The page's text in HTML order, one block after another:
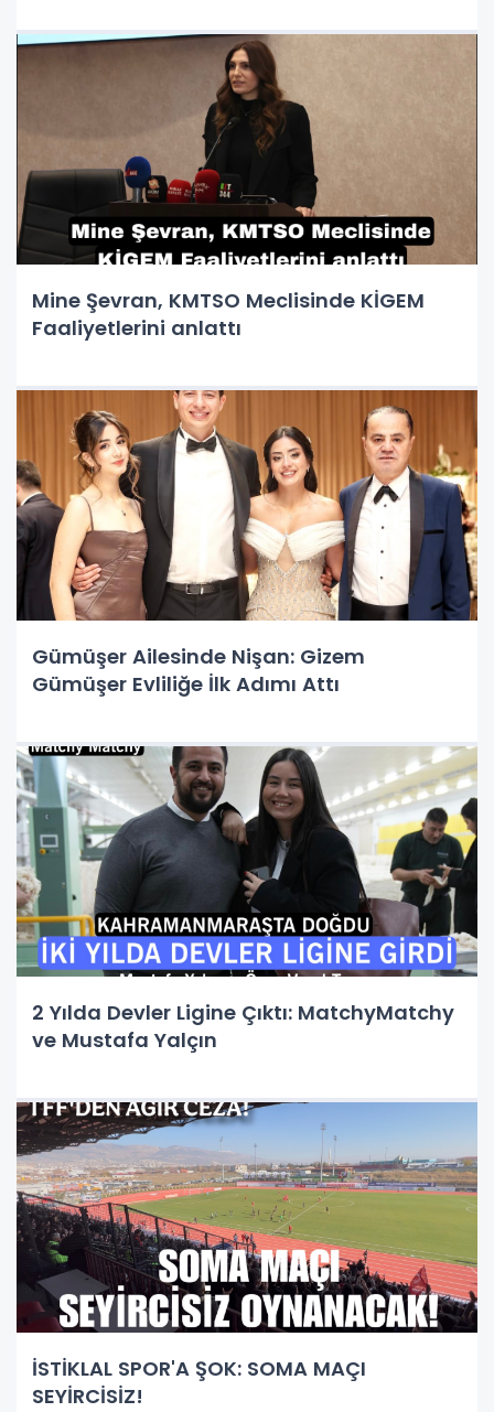
Mine Şevran, KMTSO Meclisinde KİGEM
Faaliyetlerini anlattı
Gümüşer Ailesinde Nişan: Gizem
Gümüşer Evliliğe İlk Adımı Attı
2 Yılda Devler Ligine Çıktı: MatchyMatchy
ve Mustafa Yalçın
İSTİKLAL SPOR'A ŞOK: SOMA MAÇI
SEYİRCİSİZ!